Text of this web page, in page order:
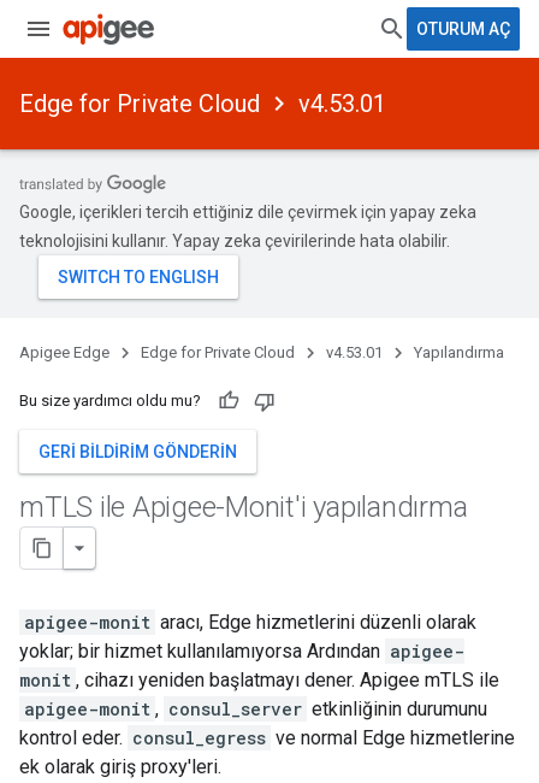
OTURUM AÇ
Edge for Private Cloud v4.53.01
Google, içerikleri tercih ettiğiniz dile çevirmek için yapay zeka
teknolojisini kullanır. Yapay zeka çevirilerinde hata olabilir.
Apigee Edge Edge for Private Cloud v4.53.01 Yapılandırma
Bu size yardımcı oldu mu?
GERI BILDIRIM GÖNDERIN
mTLS ile Apigee-Monit'i yapılandırma
apigee-monit aracı, Edge hizmetlerini düzenli olarak
yoklar; bir hizmet kullanılamıyorsa Ardından apigee-
monit , cihazı yeniden başlatmayı dener. Apigee mTLS ile
apigee-monit , consul_server etkinliğinin durumunu
kontrol eder. consul_egress ve normal Edge hizmetlerine
ek olarak giriş proxy'leri.